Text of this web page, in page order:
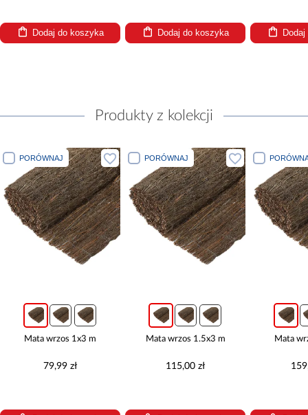
koszyka Dodaj do koszyka Dodaj do koszyka
Produkty z kolekcji
1x3 m
PORÓWNAJ
Mata wrzos 1.5x3 m
PORÓWNAJ
Mata wrzos 2x3 m